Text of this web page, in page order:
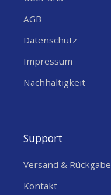
AGB
Datenschutz
Impressum
Nachhaltigkeit
Support
Versand & Rückgabe
Kontakt